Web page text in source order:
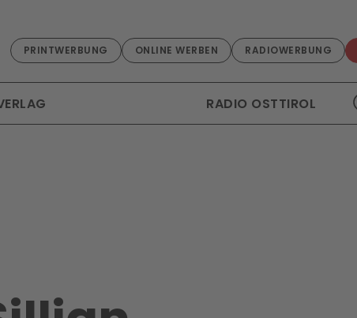
PRINTWERBUNG ONLINE WERBEN RADIOWERBUNG
RADIO OSTTIROL